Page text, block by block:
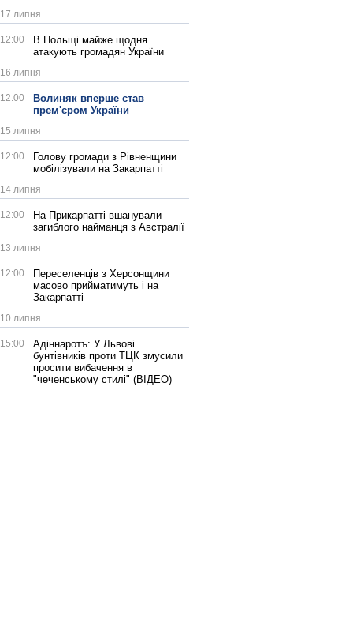
17 липня
12:00
В Польщі майже щодня
атакують громадян України
16 липня
12:00
Волиняк вперше став
прем'єром України
15 липня
12:00
Голову громади з Рівненщини
мобілізували на Закарпатті
14 липня
12:00
На Прикарпатті вшанували
загиблого найманця з Австралії
13 липня
12:00
Переселенців з Херсонщини
масово прийматимуть і на
Закарпатті
10 липня
15:00
Адіннаротъ: У Львові
бунтівників проти ТЦК змусили
просити вибачення в
"чеченському стилі" (ВІДЕО)